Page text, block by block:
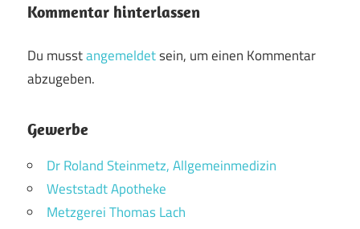
Kommentar hinterlassen
Du musstangemeldetsein, um einen Kommentar
abzugeben.
Gewerbe
Dr Roland Steinmetz, Allgemeinmedizin
Weststadt Apotheke
Metzgerei Thomas Lach